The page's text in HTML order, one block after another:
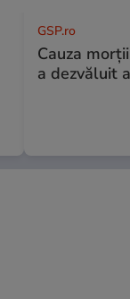
GSP.ro
Cauza
a dezvăluit